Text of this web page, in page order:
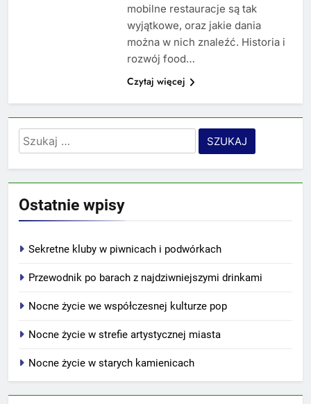
mobilne restauracje są tak
wyjątkowe, oraz jakie dania
można w nich znaleźć. Historia i
rozwój food…
Czytaj więcej
Szukaj:
Ostatnie wpisy
Sekretne kluby w piwnicach i podwórkach
Przewodnik po barach z najdziwniejszymi drinkami
Nocne życie we współczesnej kulturze pop
Nocne życie w strefie artystycznej miasta
Nocne życie w starych kamienicach